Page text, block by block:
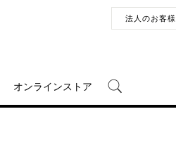
法人のお客様
オンラインストア